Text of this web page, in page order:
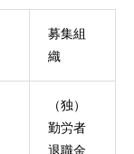
募集組
織
（独）
勤労者
退職金